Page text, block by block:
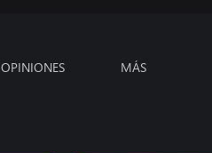
OPINIONES MÁS